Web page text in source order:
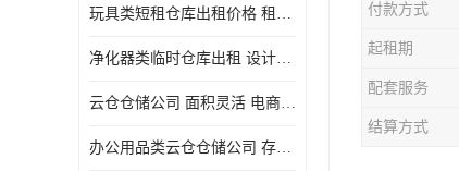
玩具类短租仓库出租价格 租期灵活 智能电商配套
净化器类临时仓库出租 设计简单 电商仓储物流战略合作
云仓仓储公司 面积灵活 电商仓储物流战略合作
办公用品类云仓仓储公司 存货周转很快 电商仓储物流战略整合
付款方式
起租期
配套服务
结算方式